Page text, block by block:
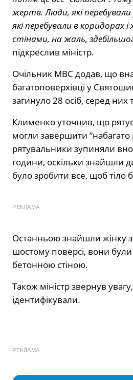
жертв. Люди, які перебували
які перебували в коридорах
стінами, на жаль,
підкреслив міністр.
Очільник МВС додав, що
багатоповерхівці у
загинуло 28 осіб, серед них
Клименко уточнив, що
могли завершити “набагато
рятувальники зупиняли
години, оскільки знайшли
було зробити все, щоб тіло
РЕКЛАМА
Останньою знайшли жінку
шостому поверсі, вони
бетонною стіною.
Також міністр звернув
ідентифікували.
РЕКЛАМА